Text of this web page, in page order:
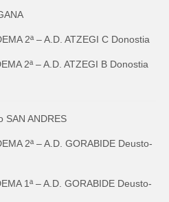
2ª – A.D. ATZEGI C Donostia
2ª – A.D. ATZEGI B Donostia
SAN ANDRES
2ª – A.D. GORABIDE Deusto-
1ª – A.D. GORABIDE Deusto-